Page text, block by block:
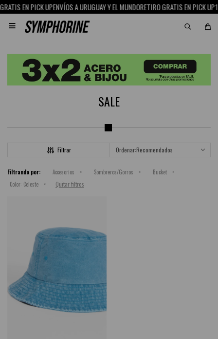
EN PICK UPENVÍOS A URUGUAY Y EL MUNDORETIRO GRATIS EN PICK UP

SALE
Recomendados
Filtrando por: Accesorios Sombreros/Gorros
Bucket
Color: Celeste Quitar filtros